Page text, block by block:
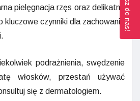
pielęgnacja rzęs oraz delikatne
kluczowe czynniki dla zachowania
podrażnienia, swędzenie
włosków, przestań używać
się z dermatologiem.